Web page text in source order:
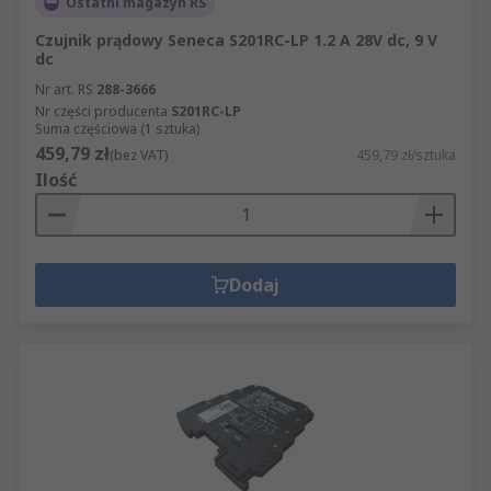
Czujnik prądowy Seneca S201RC-LP 1.2 A 28V dc, 9 V
dc
Nr art. RS 288-3666
Nr części producenta S201RC-LP
Suma częściowa (1 sztuka)
459,79 zł(bez VAT) 459,79 zł/sztuka
Ilość
Dodaj